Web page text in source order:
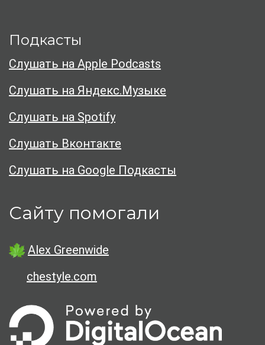
Подкасты
Слушать на Apple Podcasts
Слушать на Яндекс.Музыке
Слушать на Spotify
Слушать Вконтакте
Слушать на Google Подкасты
Сайту помогали
Alex Greenwide
chestyle.com